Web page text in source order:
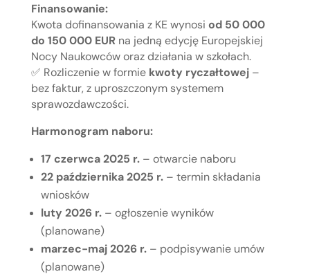
Finansowanie:
Kwota dofinansowania z KE wynosi od 50 000
do 150 000 EURna jedną edycję Europejskiej
Nocy Naukowców oraz działania w szkołach.
✅ Rozliczenie w formie kwoty ryczałtowej –
bez faktur, z uproszczonym systemem
sprawozdawczości.
Harmonogram naboru:
17 czerwca 2025 r. – otwarcie naboru
22 października 2025 r.– termin składania
wniosków
luty 2026 r.– ogłoszenie wyników
(planowane)
marzec-maj 2026 r.– podpisywanie umów
(planowane)